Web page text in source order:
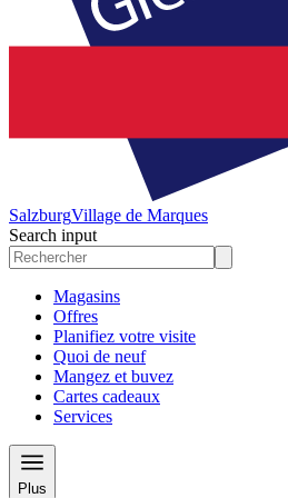
SalzburgVillage de Marques
Search input
Magasins
Offres
Planifiez votre visite
Quoi de neuf
Mangez et buvez
Cartes cadeaux
Services
Plus